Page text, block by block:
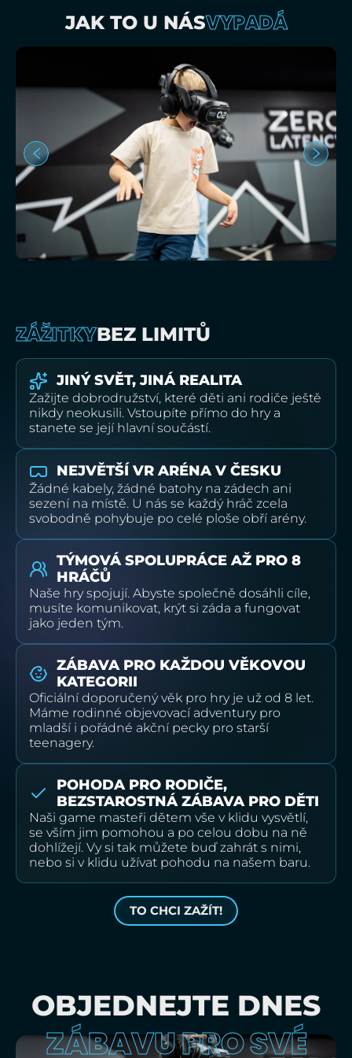
JAK TO U NÁSVYPADÁ
ZÁŽITKYBEZ LIMITŮ
JINÝ SVĚT, JINÁ REALITA
Zažijte dobrodružství, které děti ani rodiče ještě
nikdy neokusili. Vstoupíte přímo do hry a
stanete se její hlavní součástí.
NEJVĚTŠÍ VR ARÉNA V ČESKU
Žádné kabely, žádné batohy na zádech ani
sezení na místě. U nás se každý hráč zcela
svobodně pohybuje po celé ploše obří arény.
TÝMOVÁ SPOLUPRÁCE AŽ PRO 8
HRÁČŮ
Naše hry spojují. Abyste společně dosáhli cíle,
musíte komunikovat, krýt si záda a fungovat
jako jeden tým.
ZÁBAVA PRO KAŽDOU VĚKOVOU
KATEGORII
Oficiální doporučený věk pro hry je už od 8 let.
Máme rodinné objevovací adventury pro
mladší i pořádné akční pecky pro starší
teenagery.
POHODA PRO RODIČE,
BEZSTAROSTNÁ ZÁBAVA PRO DĚTI
Naši game masteři dětem vše v klidu vysvětlí,
se vším jim pomohou a po celou dobu na ně
dohlížejí. Vy si tak můžete buď zahrát s nimi,
nebo si v klidu užívat pohodu na našem baru.
TO CHCI ZAŽÍT!
OBJEDNEJTE DNES
ZÁBAVU PRO SVÉ